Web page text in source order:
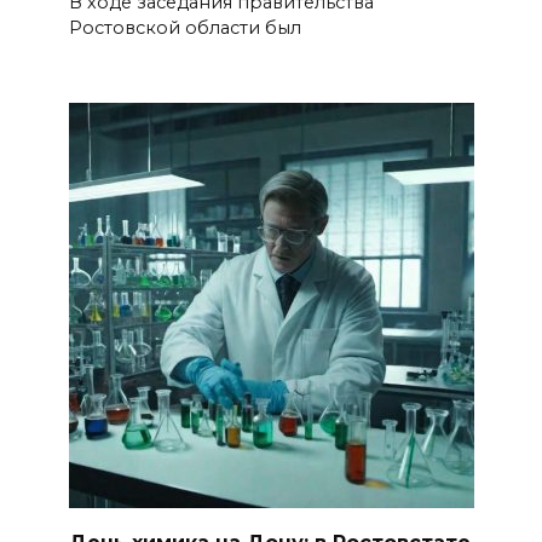
здании произошло короткое
07 августа 2026 14:30
Учиться, чтобы работать
07 августа 2026 14:28
Раскаленный август
07 августа 2026 14:28
До 120 человек на борту:
новому «Метеору» присвоили
имя «Андрей Байков»
07 августа 2026 14:25
Ростовской области был